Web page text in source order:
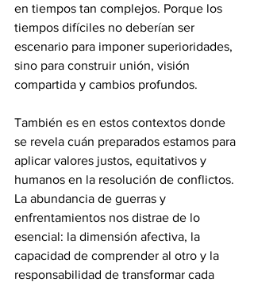
en tiempos tan complejos. Porque los
tiempos difíciles no deberían ser
escenario para imponer superioridades,
sino para construir unión, visión
compartida y cambios profundos.
También es en estos contextos donde
se revela cuán preparados estamos para
aplicar valores justos, equitativos y
humanos en la resolución de conflictos.
La abundancia de guerras y
enfrentamientos nos distrae de lo
esencial: la dimensión afectiva, la
capacidad de comprender al otro y la
responsabilidad de transformar cada